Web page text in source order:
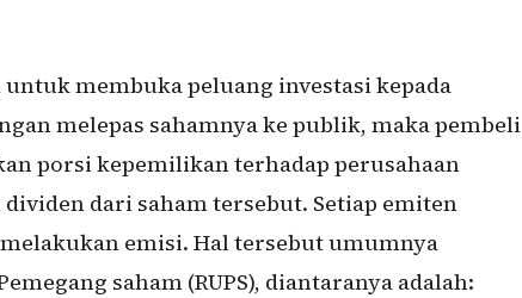
membuka peluang investasi kepada
melepas sahamnya ke publik, maka pembeli
porsi kepemilikan terhadap perusahaan
dari saham tersebut. Setiap emiten
emisi. Hal tersebut umumnya
saham (RUPS), diantaranya adalah: